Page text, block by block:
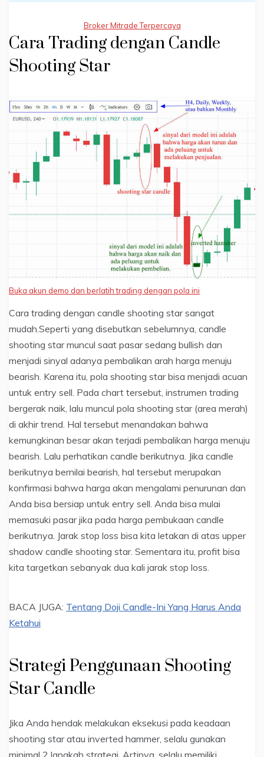
Broker Mitrade Terpercaya
Cara Trading dengan Candle
Shooting Star
Buka akun demo dan berlatih trading dengan pola ini
Cara trading dengan candle shooting star sangat
mudah.Seperti yang disebutkan sebelumnya, candle
shooting star muncul saat pasar sedang bullish dan
menjadi sinyal adanya pembalikan arah harga menuju
bearish. Karena itu, pola shooting star bisa menjadi acuan
untuk entry sell. Pada chart tersebut, instrumen trading
bergerak naik, lalu muncul pola shooting star (area merah)
di akhir trend. Hal tersebut menandakan bahwa
kemungkinan besar akan terjadi pembalikan harga menuju
bearish. Lalu perhatikan candle berikutnya. Jika candle
berikutnya bernilai bearish, hal tersebut merupakan
konfirmasi bahwa harga akan mengalami penurunan dan
Anda bisa bersiap untuk entry sell. Anda bisa mulai
memasuki pasar jika pada harga pembukaan candle
berikutnya. Jarak stop loss bisa kita letakan di atas upper
shadow candle shooting star. Sementara itu, profit bisa
kita targetkan sebanyak dua kali jarak stop loss.
BACA JUGA: Tentang Doji Candle-Ini Yang Harus Anda
Ketahui
Strategi Penggunaan Shooting
Star Candle
Jika Anda hendak melakukan eksekusi pada keadaan
shooting star atau inverted hammer, selalu gunakan